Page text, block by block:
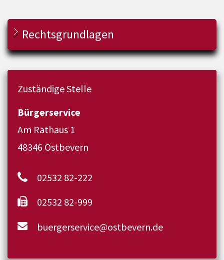
Rechtsgrundlagen
Zuständige Stelle
Bürgerservice
Am Rathaus 1
48346 Ostbevern
02532 82-222
02532 82-999
buergerservice@ostbevern.de